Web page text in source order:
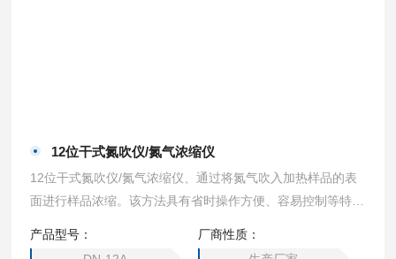
12位干式氮吹仪/氮气浓缩仪
12位干式氮吹仪/氮气浓缩仪、通过将氮气吹入加热样品的表
面进行样品浓缩。该方法具有省时操作方便、容易控制等特
代替传统的液相萃取和层析技术，使样品得到迅速分离、净
产品型号：
厂商性质：